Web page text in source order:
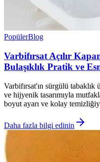
PopülerBlog
Varbifırsat Açılır
Bulaşıklık Pratik ve
Varbifırsat'ın sürgülü tabaklık
ve hijyenik tasarımıyla
boyut ayarı ve kolay
Daha fazla bilgi edinin